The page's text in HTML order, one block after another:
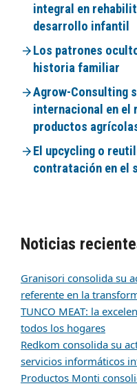
integral en
desarrollo infantil
Los patrones
historia familiar
Agrow-Consulting
internacional en el
productos
El upcycling o
contratación en el
Noticias
Granisori consolida su
referente en la
TUNCO MEAT: la
todos los hogares
Redkom consolida su
servicios informáticos
Productos Monti